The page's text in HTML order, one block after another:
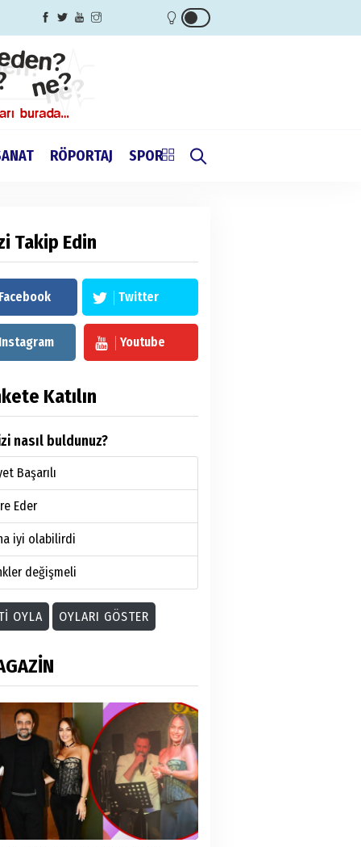
RÖPORTAJ SPOR
Takip Edin
Facebook Twitter
Instagram Youtube
Katılın
nasıl buldunuz?
Başarılı
Eder
iyi olabilirdi
değişmeli
OYLA OYLARI GÖSTER